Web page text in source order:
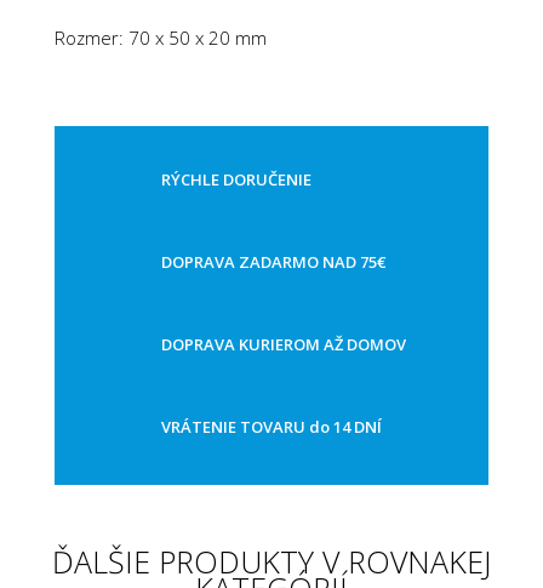
Rozmer: 70 x 50 x 20 mm
RÝCHLE DORUČENIE
DOPRAVA ZADARMO NAD 75€
DOPRAVA KURIEROM AŽ DOMOV
VRÁTENIE TOVARU do 14 DNÍ
ĎALŠIE PRODUKTY V ROVNAKEJ